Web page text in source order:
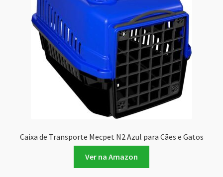
Caixa de Transporte Mecpet N2 Azul para Cães e Gatos
Ver na Amazon